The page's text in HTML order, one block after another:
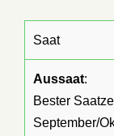
Saat
Aussaat:
Bester
September/